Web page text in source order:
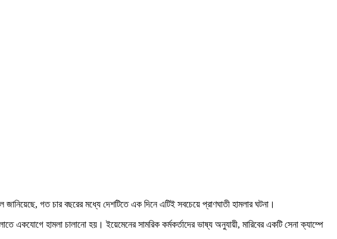
গত চার বছরের মধ্যে দেশটিতে এক দিনে এটিই সবচেয়ে প্রাণঘাতী হামলার ঘটনা।
হামলা চালানো হয়। ইয়েমেনের সামরিক কর্মকর্তাদের ভাষ্য অনুযায়ী, মারিবের একটি সেনা ক্যাম্পে